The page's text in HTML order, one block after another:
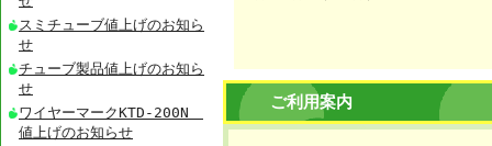
スミチューブ値上げのお知ら
せ
チューブ製品値上げのお知ら
せ
ワイヤーマークKTD-200N
値上げのお知らせ
ご利用案内